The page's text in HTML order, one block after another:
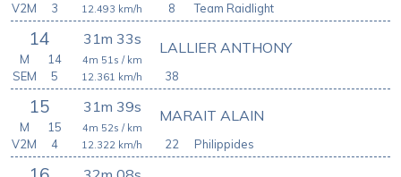
8
12.493 km/h
V2M
3 Team Raidlight
14 31m 33s
38
LALLIER ANTHONY
4m 51s / km
12.361 km/h
M
14
SEM
5
15 31m 39s
22
MARAIT ALAIN
4m 52s / km
12.322 km/h
M
15
V2M
4 Philippides